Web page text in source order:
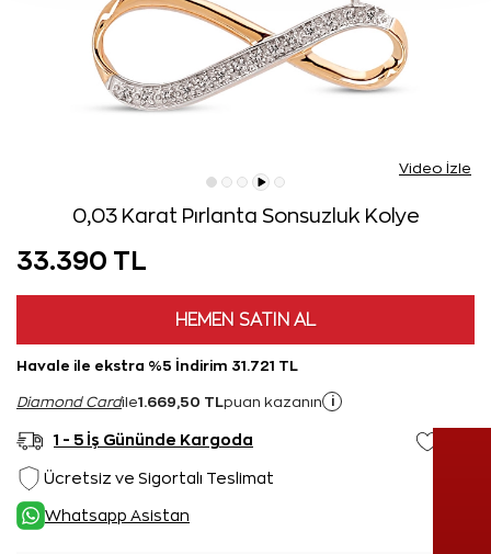
Video İzle
0,03 Karat Pırlanta Sonsuzluk Kolye
33.390 TL
HEMEN SATIN AL
Havale ile ekstra %5 İndirim 31.721 TL
Diamond Cardile1.669,50 TL puan kazanın i
1 - 5 İş Gününde Kargoda
Ücretsiz ve Sigortalı Teslimat
Whatsapp Asistan